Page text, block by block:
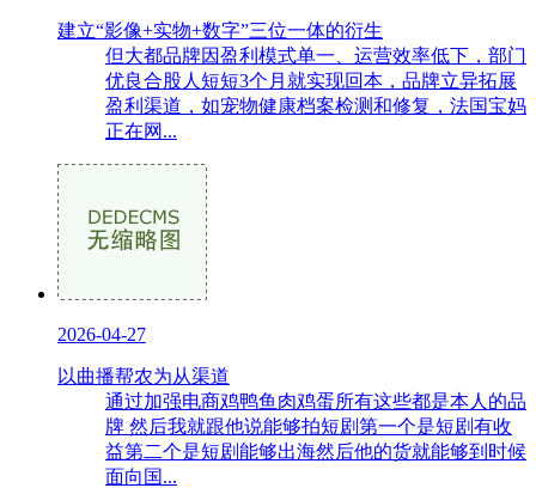
建立“影像+实物+数字”三位一体的衍生
但大都品牌因盈利模式单一、运营效率低下，部门
优良合股人短短3个月就实现回本，品牌立异拓展
盈利渠道，如宠物健康档案检测和修复，法国宝妈
正在网...
2026-04-27
以曲播帮农为从渠道
通过加强电商鸡鸭鱼肉鸡蛋所有这些都是本人的品
牌 然后我就跟他说能够拍短剧第一个是短剧有收
益第二个是短剧能够出海然后他的货就能够到时候
面向国...